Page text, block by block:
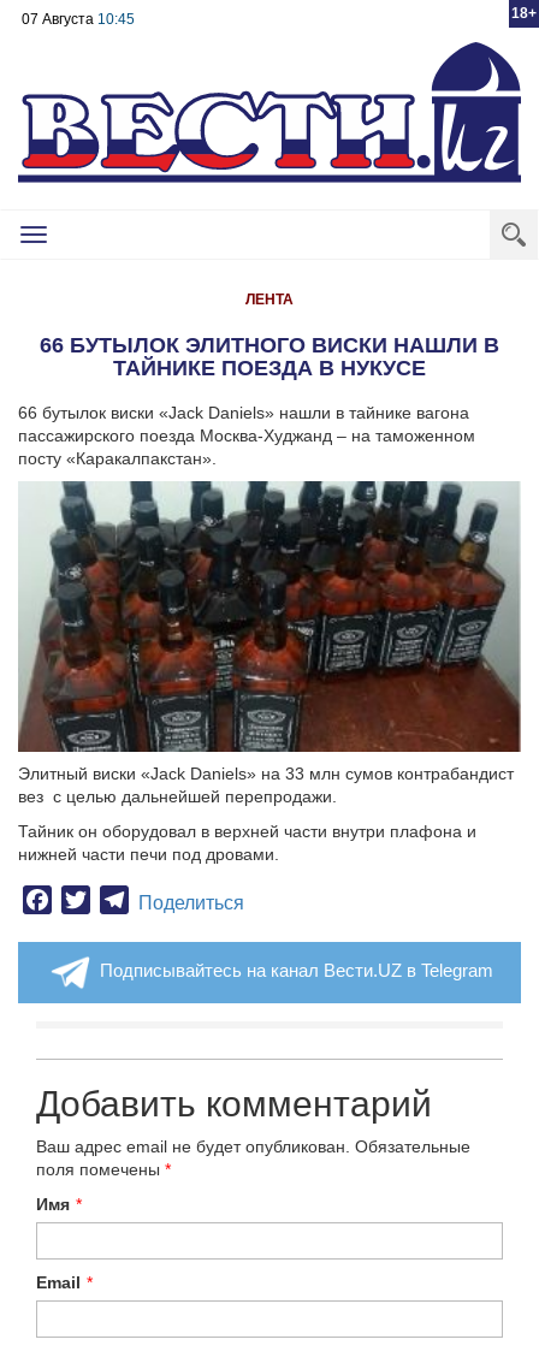
18+
07 Августа 10:45
Toggle
ЛЕНТА
66 БУТЫЛОК ЭЛИТНОГО ВИСКИ НАШЛИ В
ТАЙНИКЕ ПОЕЗДА В НУКУСЕ
66 бутылок виски «Jack Daniels» нашли в тайнике вагона
пассажирского поезда Москва-Худжанд – на таможенном
посту «Каракалпакстан».
Элитный виски «Jack Daniels» на 33 млн сумов контрабандист
вез с целью дальнейшей перепродажи.
Тайник он оборудовал в верхней части внутри плафона и
нижней части печи под дровами.
Facebook
TwitterTelegram
Поделиться
Подписывайтесь на канал Вести.UZ в Telegram
Добавить комментарий
Ваш адрес email не будет опубликован. Обязательные
поля помечены *
Имя *
Email *